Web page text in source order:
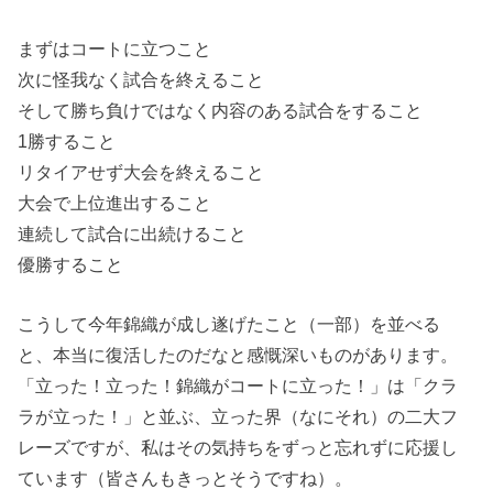
まずはコートに立つこと
次に怪我なく試合を終えること
そして勝ち負けではなく内容のある試合をすること
1勝すること
リタイアせず大会を終えること
大会で上位進出すること
連続して試合に出続けること
優勝すること
こうして今年錦織が成し遂げたこと（一部）を並べる
と、本当に復活したのだなと感慨深いものがあります。
「立った！立った！錦織がコートに立った！」は「クラ
ラが立った！」と並ぶ、立った界（なにそれ）の二大フ
レーズですが、私はその気持ちをずっと忘れずに応援し
ています（皆さんもきっとそうですね）。